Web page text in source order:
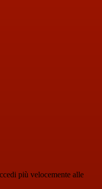
più velocemente alle